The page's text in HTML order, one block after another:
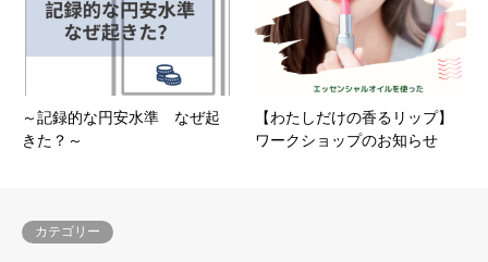
～記録的な円安水準 なぜ起
きた？～
【わたしだけの香るリップ】
ワークショップのお知らせ
カテゴリー